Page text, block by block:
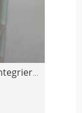
Kleiderschrank für Kinder mit integriertem Bücherr